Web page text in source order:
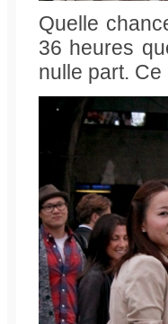
Quelle
36 heures
nulle part.